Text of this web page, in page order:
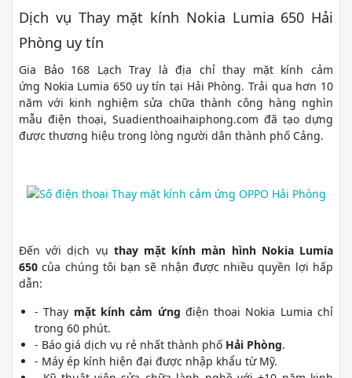
Dịch vụ Thay mặt kính Nokia Lumia 650 Hải
Phòng uy tín
Gia Bảo 168 Lạch Tray là địa chỉ thay mặt kính cảm
ứng Nokia Lumia 650 uy tín tại Hải Phòng. Trải qua hơn 10
năm với kinh nghiệm sửa chữa thành công hàng nghìn
mẫu điện thoại, Suadienthoaihaiphong.com đã tạo dựng
được thương hiệu trong lòng người dân thành phố Cảng.
Đến với dịch vụ thay mặt kính màn hình Nokia Lumia
650 của chúng tôi bạn sẽ nhận được nhiều quyền lợi hấp
dẫn:
- Thay mặt kính cảm ứng điện thoại Nokia Lumia chỉ
trong 60 phút.
- Báo giá dịch vụ rẻ nhất thành phố Hải Phòng.
- Máy ép kính hiện đại được nhập khẩu từ Mỹ.